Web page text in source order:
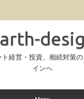
経営・投資、相続対策
インへ